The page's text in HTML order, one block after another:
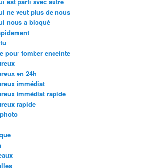
est parti avec autre
ne veut plus de nous
nous a bloqué
pour tomber enceinte
en 24h
immédiat
immédiat rapide
rapide